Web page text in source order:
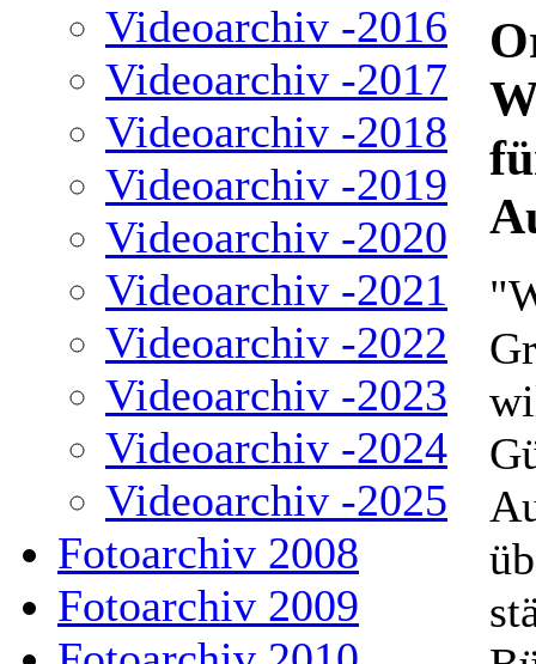
Videoarchiv -2016
Videoarchiv -2017
Videoarchiv -2018
Videoarchiv -2019
Videoarchiv -2020
Videoarchiv -2021
Videoarchiv -2022
Videoarchiv -2023
Videoarchiv -2024
Videoarchiv -2025
Fotoarchiv 2008
Fotoarchiv 2009